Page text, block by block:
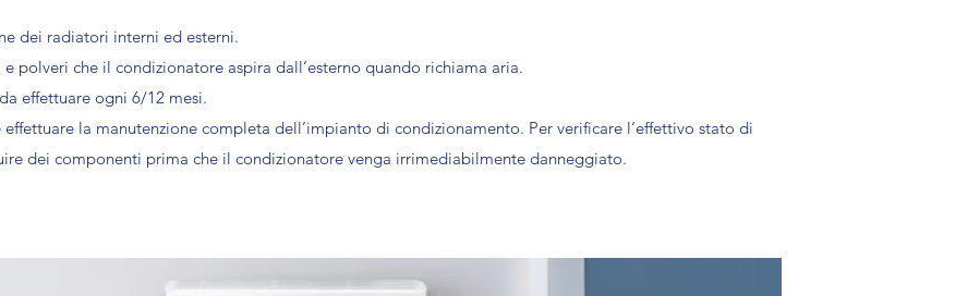
dei radiatori interni ed esterni.
polveri che il condizionatore aspira dall’esterno quando richiama aria.
effettuare ogni 6/12 mesi.
la manutenzione completa dell’impianto di condizionamento. Per verificare l’effettivo stato di
dei componenti prima che il condizionatore venga irrimediabilmente danneggiato.